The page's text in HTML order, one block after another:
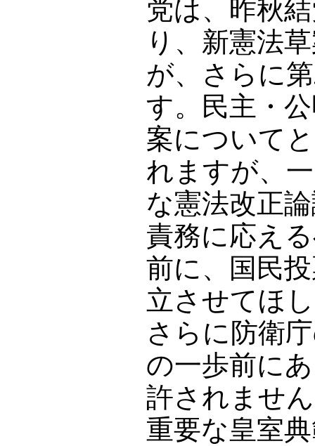
党は、昨秋
り、新憲法
が、さらに
す。民主・
案について
れますが、
な憲法改正
責務に応え
前に、国民
立させてほ
さらに防衛
の一歩前に
許されませ
重要な皇室